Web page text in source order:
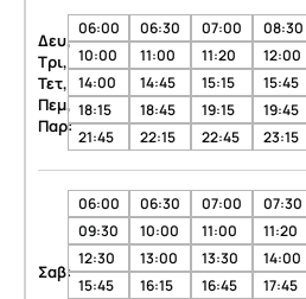
Δευ,
Τρι,
Τετ,
Πεμ,
Παρ:
06:00 06:30 07:00 08:30
10:00
11:00 11:20 12:00
14:00
14:45 15:15 15:45
18:15
18:45 19:15 19:45
21:45
22:15 22:45 23:15
Σαβ:
06:00 06:30 07:00 07:30
09:30
10:00 11:00 11:20
12:30
13:00 13:30 14:00
15:45
16:15 16:45 17:45